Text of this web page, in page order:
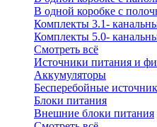
В одной коробке с
Комплекты 3.1-
Комплекты 5.0-
Смотреть всё
Источники питания и
Аккумуляторы
Бесперебойные
Блоки питания
Внешние блоки питания